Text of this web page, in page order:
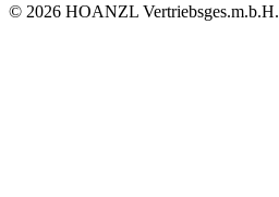
© 2026 HOANZL Vertriebsges.m.b.H.